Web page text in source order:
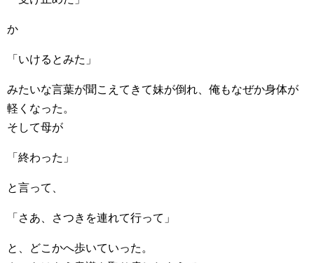
か
「いけるとみた」
みたいな言葉が聞こえてきて妹が倒れ、俺もなぜか身体が
軽くなった。
そして母が
「終わった」
と言って、
「さあ、さつきを連れて行って」
と、どこかへ歩いていった。